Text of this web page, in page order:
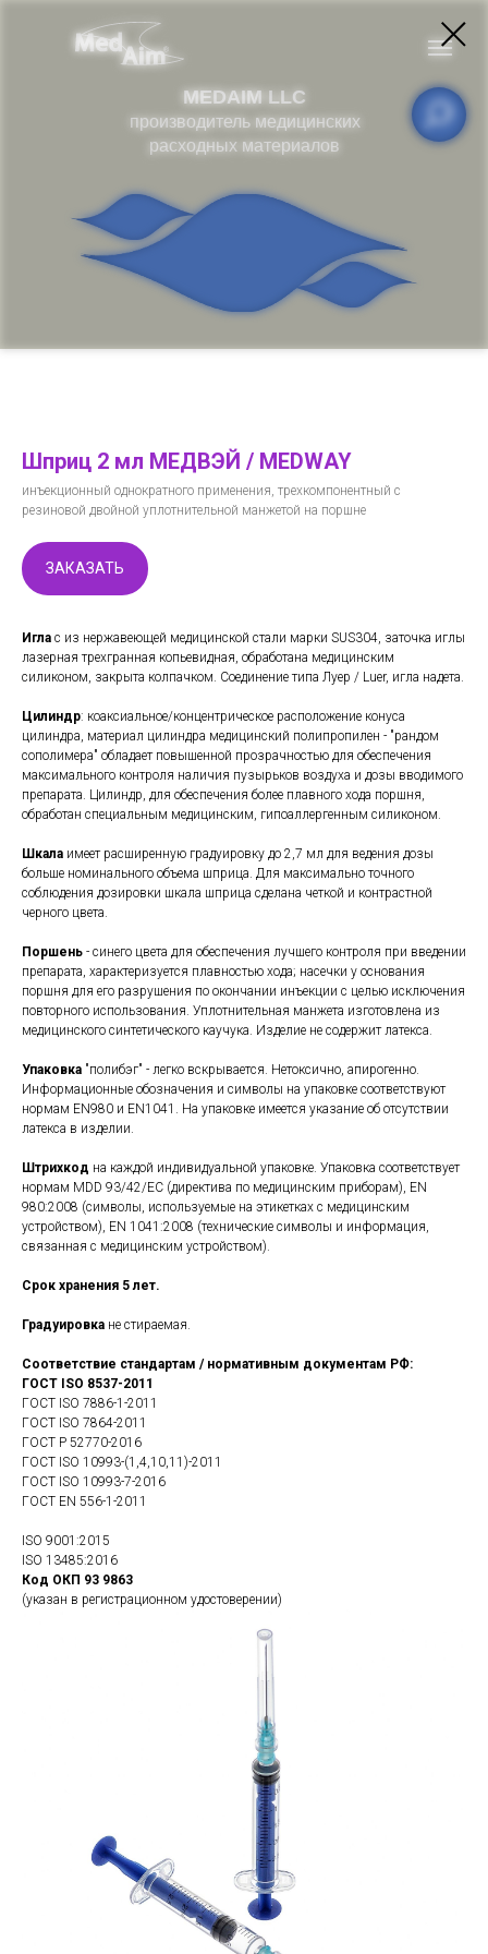
MEDAIM LLC
производитель медицинских
расходных материалов
Шприц 2 мл МЕДВЭЙ / MEDWAY
инъекционный однократного применения, трехкомпонентный с
резиновой двойной уплотнительной манжетой на поршне
ЗАКАЗАТЬ
Игла с из нержавеющей медицинской стали марки SUS304, заточка иглы
лазерная трехгранная копьевидная, обработана медицинским
силиконом, закрыта колпачком. Соединение типа Луер / Luer, игла надета.
Цилиндр: коаксиальное/концентрическое расположение конуса
цилиндра, материал цилиндра медицинский полипропилен - "рандом
сополимера" обладает повышенной прозрачностью для обеспечения
максимального контроля наличия пузырьков воздуха и дозы вводимого
препарата. Цилиндр, для обеспечения более плавного хода поршня,
обработан специальным медицинским, гипоаллергенным силиконом.
Шкала имеет расширенную градуировку до 2,7 мл для ведения дозы
больше номинального объема шприца. Для максимально точного
соблюдения дозировки шкала шприца сделана четкой и контрастной
черного цвета.
Поршень - синего цвета для обеспечения лучшего контроля при введении
препарата, характеризуется плавностью хода; насечки у основания
поршня для его разрушения по окончании инъекции с целью исключения
повторного использования. Уплотнительная манжета изготовлена из
медицинского синтетического каучука. Изделие не содержит латекса.
Упаковка "полибэг" - легко вскрывается. Нетоксично, апирогенно.
Информационные обозначения и символы на упаковке соответствуют
нормам EN980 и EN1041. На упаковке имеется указание об отсутствии
латекса в изделии.
Штрихкод на каждой индивидуальной упаковке. Упаковка соответствует
нормам MDD 93/42/ЕС (директива по медицинским приборам), EN
980:2008 (символы, используемые на этикетках с медицинским
устройством), EN 1041:2008 (технические символы и информация,
связанная с медицинским устройством).
Срок хранения 5 лет.
Градуировка не стираемая.
Соответствие стандартам / нормативным документам РФ:
ГОСТ ISO 8537-2011
ГОСТ ISO 7886-1-2011
ГОСТ ISO 7864-2011
ГОСТ Р 52770-2016
ГОСТ ISO 10993-(1,4,10,11)-2011
ГОСТ ISO 10993-7-2016
ГОСТ EN 556-1-2011
ISO 9001:2015
ISO 13485:2016
Код ОКП 93 9863
(указан в регистрационном удостоверении)